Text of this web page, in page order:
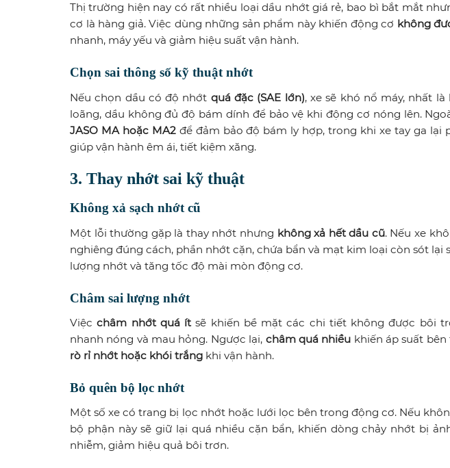
Thị trường hiện nay có rất nhiều loại dầu nhớt giá rẻ, bao bì bắt mắt
cơ là hàng giả. Việc dùng những sản phẩm này khiến động cơ không
nhanh, máy yếu và giảm hiệu suất vận hành.
Chọn sai thông số kỹ thuật nhớt
Nếu chọn dầu có độ nhớt quá đặc (SAE lớn), xe sẽ khó nổ máy, nhất
loãng, dầu không đủ độ bám dính để bảo vệ khi động cơ nóng lên.
JASO MA hoặc MA2để đảm bảo độ bám ly hợp, trong khi xe tay ga
giúp vận hành êm ái, tiết kiệm xăng.
3. Thay nhớt sai kỹ thuật
Không xả sạch nhớt cũ
Một lỗi thường gặp là thay nhớt nhưng không xả hết dầu cũ. Nếu xe
nghiêng đúng cách, phần nhớt cặn, chứa bẩn và mạt kim loại còn sót lại
lượng nhớt và tăng tốc độ mài mòn động cơ.
Châm sai lượng nhớt
Việcchâm nhớt quá ítsẽ khiến bề mặt các chi tiết không được bôi
nhanh nóng và mau hỏng. Ngược lại, châm quá nhiều khiến áp suất
rò rỉ nhớt hoặc khói trắng khi vận hành.
Bỏ quên bộ lọc nhớt
Một số xe có trang bị lọc nhớt hoặc lưới lọc bên trong động cơ. Nếu
bộ phận này sẽ giữ lại quá nhiều cặn bẩn, khiến dòng chảy nhớt bị
nhiễm, giảm hiệu quả bôi trơn.